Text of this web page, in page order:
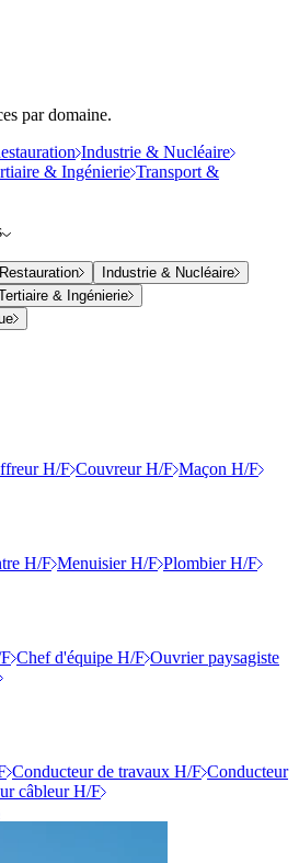
par domaine.
Industrie & Nucléaire
& Ingénierie Transport &
Industrie & Nucléaire
& Ingénierie
H/F Couvreur H/F Maçon H/F
H/F Menuisier H/F Plombier H/F
Chef d'équipe H/F Ouvrier paysagiste
Conducteur de travaux H/F Conducteur
câbleur H/F